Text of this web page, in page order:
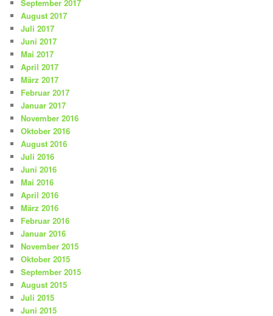
September 2017
August 2017
Juli 2017
Juni 2017
Mai 2017
April 2017
März 2017
Februar 2017
Januar 2017
November 2016
Oktober 2016
August 2016
Juli 2016
Juni 2016
Mai 2016
April 2016
März 2016
Februar 2016
Januar 2016
November 2015
Oktober 2015
September 2015
August 2015
Juli 2015
Juni 2015